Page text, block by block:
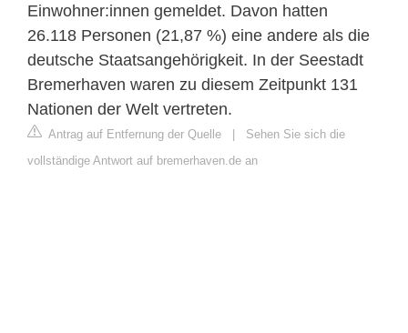
Einwohner:innen gemeldet. Davon hatten
26.118 Personen (21,87 %) eine andere als die
deutsche Staatsangehörigkeit. In der Seestadt
Bremerhaven waren zu diesem Zeitpunkt 131
Nationen der Welt vertreten.
Antrag auf Entfernung der Quelle | Sehen Sie sich die
vollständige Antwort auf bremerhaven.de an